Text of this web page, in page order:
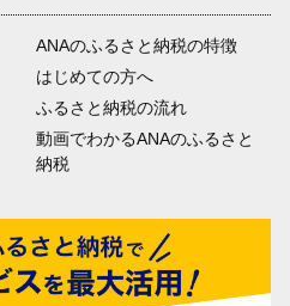
ANAのふるさと納税の特徴
はじめての方へ
ふるさと納税の流れ
動画でわかるANAのふるさと
納税